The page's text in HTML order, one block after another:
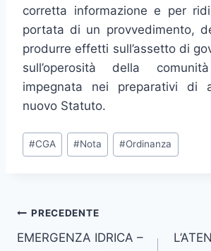
corretta informazione e per
portata di un provvedimento,
produrre effetti sull’assetto di
sull’operosità della
impegnata nei preparativi di
nuovo Statuto.
Tag
articolo:
#CGA #Nota #Ordinanza
Navigazione
PRECEDENTE
EMERGENZA IDRICA –